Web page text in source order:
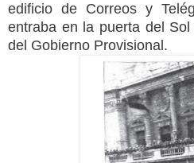
edificio de Correos y
entraba en la puerta del
del Gobierno Provisional.